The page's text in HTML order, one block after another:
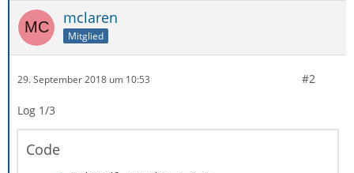
mclaren
Mitglied
29. September 2018 um 10:53 #2
Log 1/3
Code